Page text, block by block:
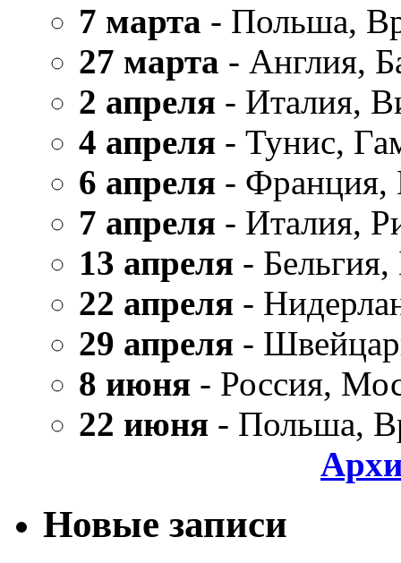
7 марта - Польша,
27 марта - Англия,
2 апреля - Италия,
4 апреля - Тунис,
6 апреля - Франция,
7 апреля - Италия,
13 апреля -
22 апреля -
29 апреля -
8 июня - Россия,
22 июня - Польша,
Новые записи